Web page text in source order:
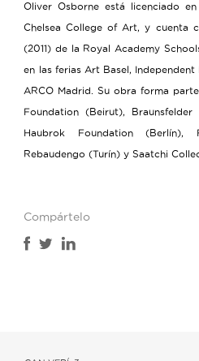
Oliver Osborne está licenciado
Chelsea College of Art, y cuenta
(2011) de la Royal Academy
en las ferias Art Basel, Independent
ARCO Madrid. Su obra forma
Foundation (Beirut),
Haubrok Foundation (Berlín),
Rebaudengo (Turín) y Saatchi
Compártelo